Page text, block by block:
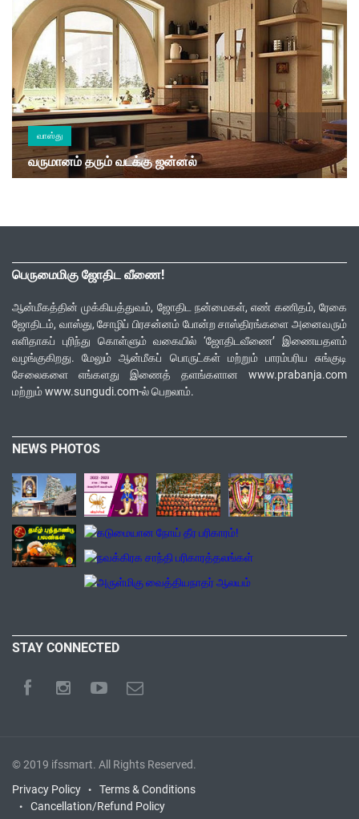
வாஸ்து
வருமானம் தரும் வடக்கு ஜன்னல்
பெருமைமிகு ஜோதிட வீணை!
ஆன்மீகத்தின் முக்கியத்துவம், ஜோதிட நன்மைகள், எண் கணிதம், ரேகை
ஜோதிடம், வாஸ்து, சோழிப் பிரசன்னம் போன்ற சாஸ்திரங்களை அனைவரும்
எளிதாகப் புரிந்து கொள்ளும் வகையில் ‘ஜோதிடவீணை’ இணையதளம்
வழங்குகிறது. மேலும் ஆன்மீகப் பொருட்கள் மற்றும் பாரம்பரிய சுங்குடி
சேலைகளை எங்களது இணைத் தளங்களான www.prabanja.com
மற்றும் www.sungudi.com-ல் பெறலாம்.
NEWS PHOTOS
STAY CONNECTED
© 2019 ifssmart. All Rights Reserved.
Privacy Policy
Terms & Conditions
Cancellation/Refund Policy